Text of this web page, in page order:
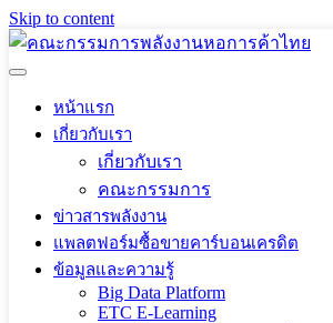
Skip to content
หน้าแรก
เกี่ยวกับเรา
เกี่ยวกับเรา
คณะกรรมการ
ข่าวสารพลังงาน
แพลตฟอร์มซื้อขายคาร์บอนเครดิต
ข้อมูลและความรู้
Big Data Platform
ETC E-Learning